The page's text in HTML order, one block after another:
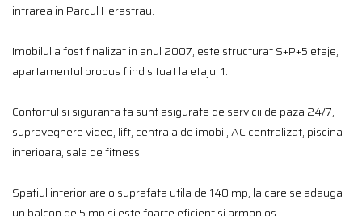
intrarea in Parcul Herastrau.
Imobilul a fost finalizat in anul 2007, este structurat S+P+5 etaje,
apartamentul propus fiind situat la etajul 1.
Confortul si siguranta ta sunt asigurate de servicii de paza 24/7,
supraveghere video, lift, centrala de imobil, AC centralizat, piscina
interioara, sala de fitness.
Spatiul interior are o suprafata utila de 140 mp, la care se adauga